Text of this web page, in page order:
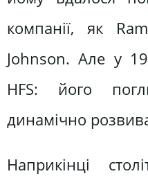
компанії, як
Johnson. Але у
HFS: його
динамічно
Наприкінці